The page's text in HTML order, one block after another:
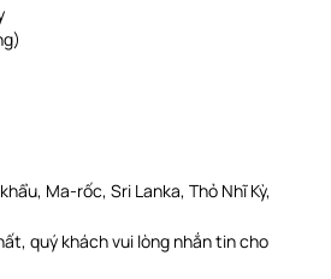
Ma-rốc, Sri Lanka, Thỏ Nhĩ Kỳ,
quý khách vui lòng nhắn tin cho